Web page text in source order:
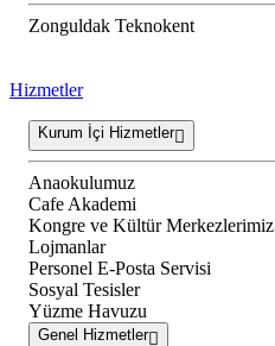
Zonguldak Teknokent
Hizmetler
Kurum İçi Hizmetler
Anaokulumuz
Cafe Akademi
Kongre ve Kültür Merkezlerimiz
Lojmanlar
Personel E-Posta Servisi
Sosyal Tesisler
Yüzme Havuzu
Genel Hizmetler